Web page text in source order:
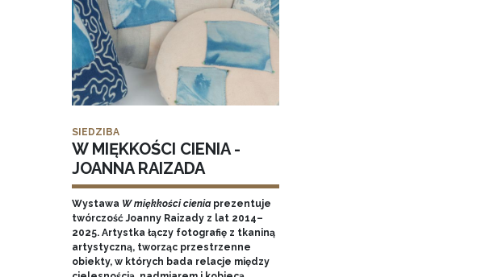
SIEDZIBA
W MIĘKKOŚCI CIENIA -
JOANNA RAIZADA
Wystawa W miękkości cieniaprezentuje
twórczość Joanny Raizady z lat 2014–
2025. Artystka łączy fotografię z tkaniną
artystyczną, tworząc przestrzenne
obiekty, w których bada relacje między